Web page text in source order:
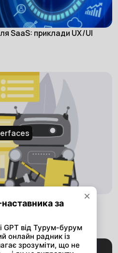
SaaS: приклади UX/UI
+ UX/UI: як